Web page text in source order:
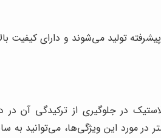
تولید می‌شوند و دارای کیفیت
در جلوگیری از ترکیدگی آن در
مورد این ویژگی‌ها، می‌توانید به